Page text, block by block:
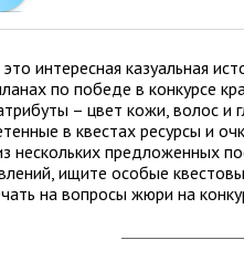
интересная казуальная
по победе в конкурсе
– цвет кожи, волос и
в квестах ресурсы и
нескольких предложенных
ищите особые
на вопросы жюри на